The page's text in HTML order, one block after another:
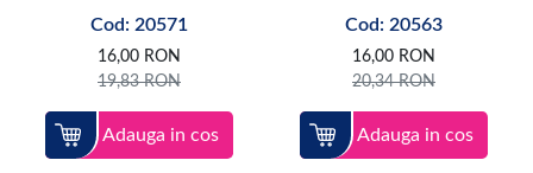
Cod: 20571
16,00 RON
19,83RON
Adauga in cos
Cod: 20563
16,00 RON
20,34RON
Adauga in cos